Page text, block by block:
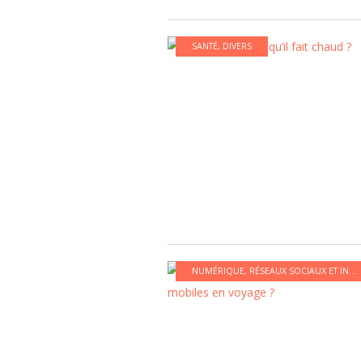
SANTÉ, DIVERS
NUMÉRIQUE, RÉSEAUX SOCIAUX ET INTERNET